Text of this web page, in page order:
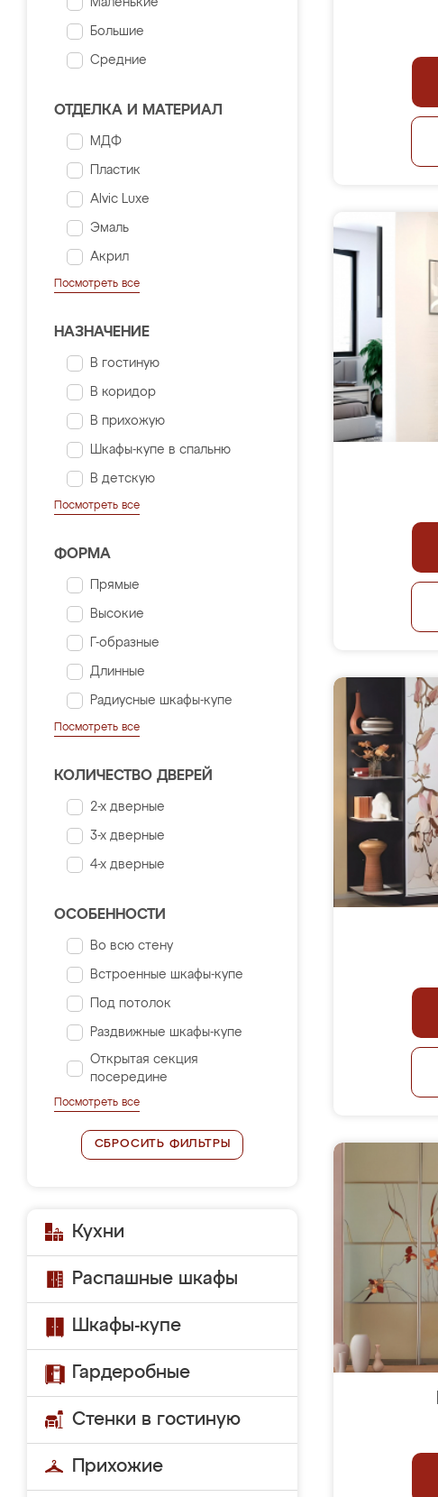
Маленькие
Большие
Средние
ОТДЕЛКА И МАТЕРИАЛ
МДФ
Пластик
Alvic Luxe
Эмаль
Акрил
Посмотреть все
НАЗНАЧЕНИЕ
В гостиную
В коридор
В прихожую
Шкафы-купе в спальню
В детскую
Посмотреть все
ФОРМА
Прямые
Высокие
Г-образные
Длинные
Радиусные шкафы-купе
Посмотреть все
КОЛИЧЕСТВО ДВЕРЕЙ
2-х дверные
3-х дверные
4-х дверные
ОСОБЕННОСТИ
Во всю стену
Встроенные шкафы-купе
Под потолок
Раздвижные шкафы-купе
Открытая секция
посередине
Посмотреть все
СБРОСИТЬ ФИЛЬТРЫ
Кухни
Распашные шкафы
Шкафы-купе
Гардеробные
Стенки в гостиную
Прихожие